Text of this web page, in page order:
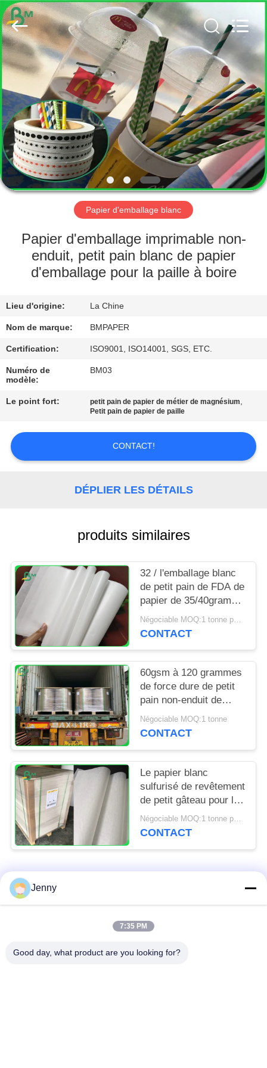
MAISON
PRODUITS
AU
SUJET
DE
NOUS
VISITE
D'USINE
DE
QUALITÉ
CONTACTEZ-
NOUS
CAS
PRIVACY
POLICY
GUANGZHOU
BMPAPER
CO.,
LTD..
All
Rights
Reserved.
Papier d'emballage blanc
Papier d'emballage imprimable non-
enduit, petit pain blanc de papier
d'emballage pour la paille à boire
Lieu d'origine: La Chine
Nom de marque: BMPAPER
Certification: ISO9001, ISO14001, SGS, ETC.
Numéro de
modèle:
BM03
Le point fort: petit pain de papier de métier de magnésium,
Petit pain de papier de paille
CONTACT!
DÉPLIER LES DÉTAILS
produits similaires
32 / l'emballage blanc
de petit pain de FDA de
papier de 35/40grams
MG emballage pour
emballer ébrèche
Négociable MOQ:1 tonne pour la taille spéciale
CONTACT
60gsm à 120 grammes
de force dure de petit
pain non-enduit de
papier d'emballage
blanchi pour le sac
Négociable MOQ:1 tonne
CONTACT
Le papier blanc
sulfurisé de revêtement
de petit gâteau pour la
cuisine de boulangerie
usine 31 - 38gsm
Négociable MOQ:1 tonne pour la taille commune et 10 tonnes pour la taille spéciale
CONTACT
Catégories populaires
petit pain brun de
Jenny
7:35 PM
Good day, what product are you looking for?